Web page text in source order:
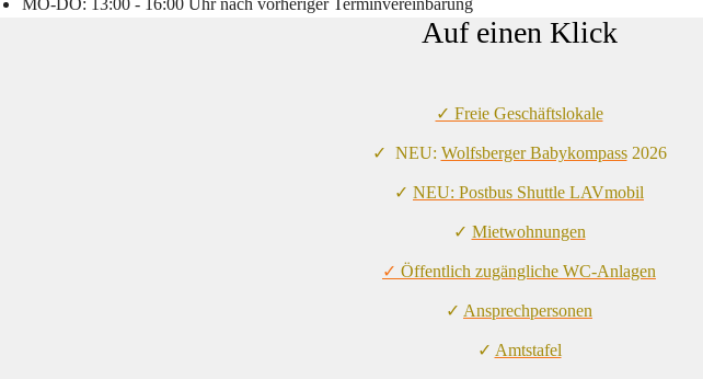
MO-DO: 13:00 - 16:00 Uhr nach vorheriger Terminvereinbarung
Auf einen Klick
✓ Freie Geschäftslokale
✓  NEU: Wolfsberger Babykompass 2026
✓ NEU: Postbus Shuttle LAVmobil
✓ Mietwohnungen
✓ Öffentlich zugängliche WC-Anlagen
✓ Ansprechpersonen
✓ Amtstafel